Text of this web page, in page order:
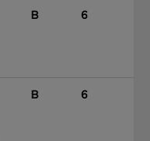
B 6
B 6